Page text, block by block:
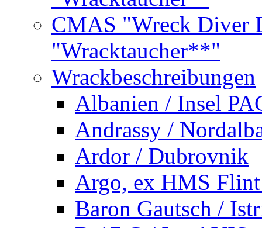
CMAS "Wreck Diver
"Wracktaucher**"
Wrackbeschreibungen
Albanien / Insel
Andrassy /
Ardor / Dubrovnik
Argo, ex HMS
Baron Gautsch /